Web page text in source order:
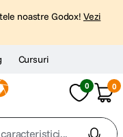
noastre Godox! Vezi
Cursuri
0 0